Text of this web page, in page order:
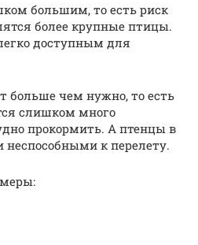
большим, то есть риск
более крупные птицы.
доступным для
больше чем нужно, то есть
слишком много
прокормить. А птенцы в
неспособными к перелету.